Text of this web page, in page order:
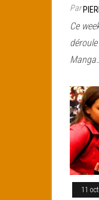
Par
Ce
11